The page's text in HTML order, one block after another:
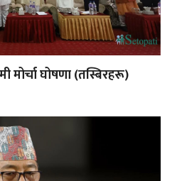
मोर्चा घोषणा (तस्बिरहरू)